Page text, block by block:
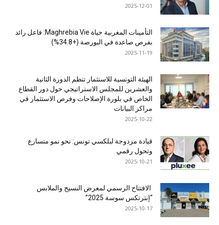
2025-12-01
التأمينات المغربية حياة Maghrebia Vie: فاعل رائد
بفرص صاعدة في البورصة (+34.8%)
2025-11-19
الهيئة التونسية للاستثمار تنظم الدورة الثانية
والعشرين للمجلس الاستراتيجي حول دور القطاع
الخاص في بلورة الإصلاحات وفرص الاستثمار في
مراكز البيانات
2025-10-22
قيادة مزدوجة لبلكسي تونس: نحو نمو متسارع
وتحول رقمي
2025-10-21
الافتتاح الرسمي لمعرض النسيج والملابس
“إنترتكس سوسة 2025”
2025-10-17